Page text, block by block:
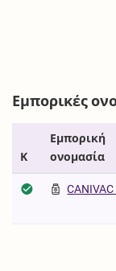
Εμπορικές
Κ
Εμπορική
ονομασία
CANIVAC